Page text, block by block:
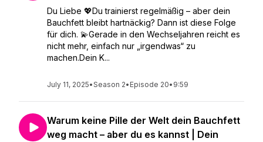
Du Liebe 💖Du trainierst regelmäßig – aber dein
Bauchfett bleibt hartnäckig? Dann ist diese Folge
für dich. 💫Gerade in den Wechseljahren reicht es
nicht mehr, einfach nur „irgendwas“ zu
machen.Dein K...
July 11, 2025•Season 2• Episode 20• 9:59
Warum keine Pille der Welt dein Bauchfett
weg macht – aber du es kannst | Dein